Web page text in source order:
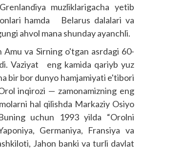
muzliklarigacha yetib
hamda Belarus dalalari va
ahvol mana shunday ayanchli.
va Sirning o'tgan asrdagi 60-
Vaziyat eng kamida qariyb yuz
bir bor dunyo hamjamiyati e'tibori
inqirozi — zamonamizning eng
hal qilishda Markaziy Osiyo
uchun 1993 yilda “Orolni
Germaniya, Fransiya va
Jahon banki va turli davlat